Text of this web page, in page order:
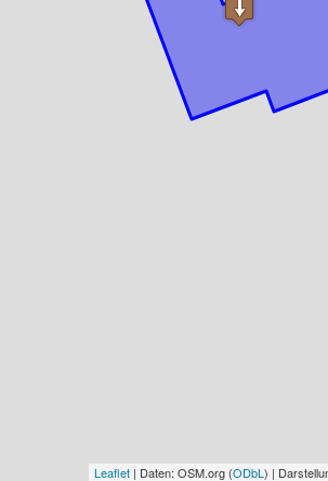
Leaflet | Daten: OSM.org (ODbL ) |